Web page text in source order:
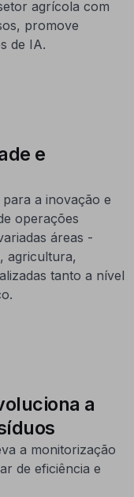
agrícola com
promove
de IA.
e
a inovação e
operações
áreas -
agricultura,
tanto a nível
a
a monitorização
de eficiência e